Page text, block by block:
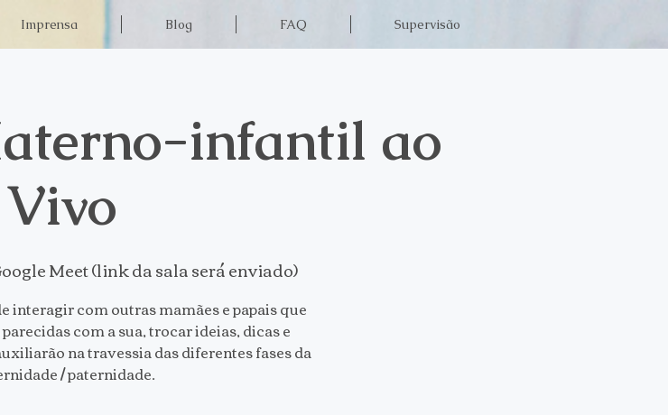
Imprensa Blog FAQ Supervisão
infantil ao
Vivo
Meet (link da sala será enviado)
interagir com outras mamães e papais que
com a sua, trocar ideias, dicas e
na travessia das diferentes fases da
/ paternidade.